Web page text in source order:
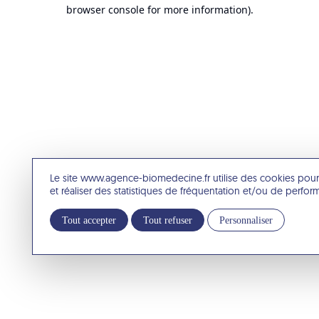
Le site www.agence-biomedecine.fr utilise des cookies
et réaliser des statistiques de fréquentation et/ou de
Tout accepter Tout refuser Personnaliser
browser console for more information).